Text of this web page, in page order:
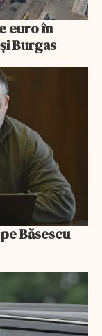
euro în
Burgas
Băsescu